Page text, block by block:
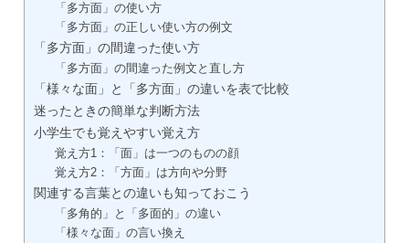
「多方面」の使い方
「多方面」の正しい使い方の例文
「多方面」の間違った使い方
「多方面」の間違った例文と直し方
「様々な面」と「多方面」の違いを表で比較
迷ったときの簡単な判断方法
小学生でも覚えやすい覚え方
覚え方1：「面」は一つのものの顔
覚え方2：「方面」は方向や分野
関連する言葉との違いも知っておこう
「多角的」と「多面的」の違い
「様々な面」の言い換え